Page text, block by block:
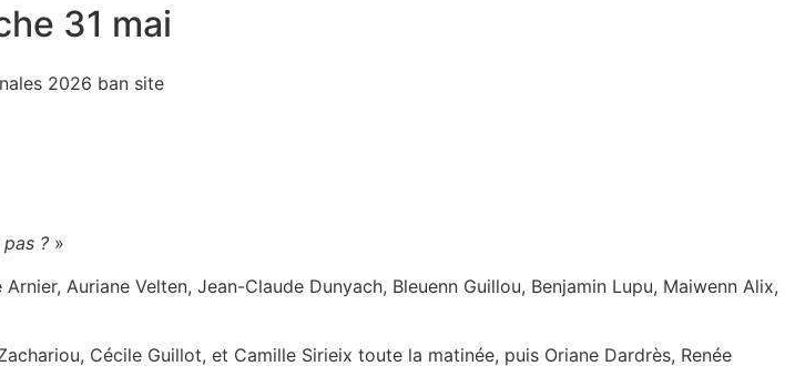
31 mai
pas ? »
Arnier, Auriane Velten, Jean-Claude Dunyach, Bleuenn Guillou, Benjamin Lupu, Maiwenn Alix,
Cécile Guillot, et Camille Sirieix toute la matinée, puis Oriane Dardrès, Renée